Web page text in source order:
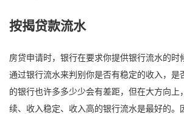
按揭贷款流水
房贷申请时，银行在要求你提供银行流水的时
通过银行流水来判别你是否有稳定的收入，是
的银行也许多多少少会有差距，但在大方向上
续、收入稳定、收入高的银行流水是最好的。